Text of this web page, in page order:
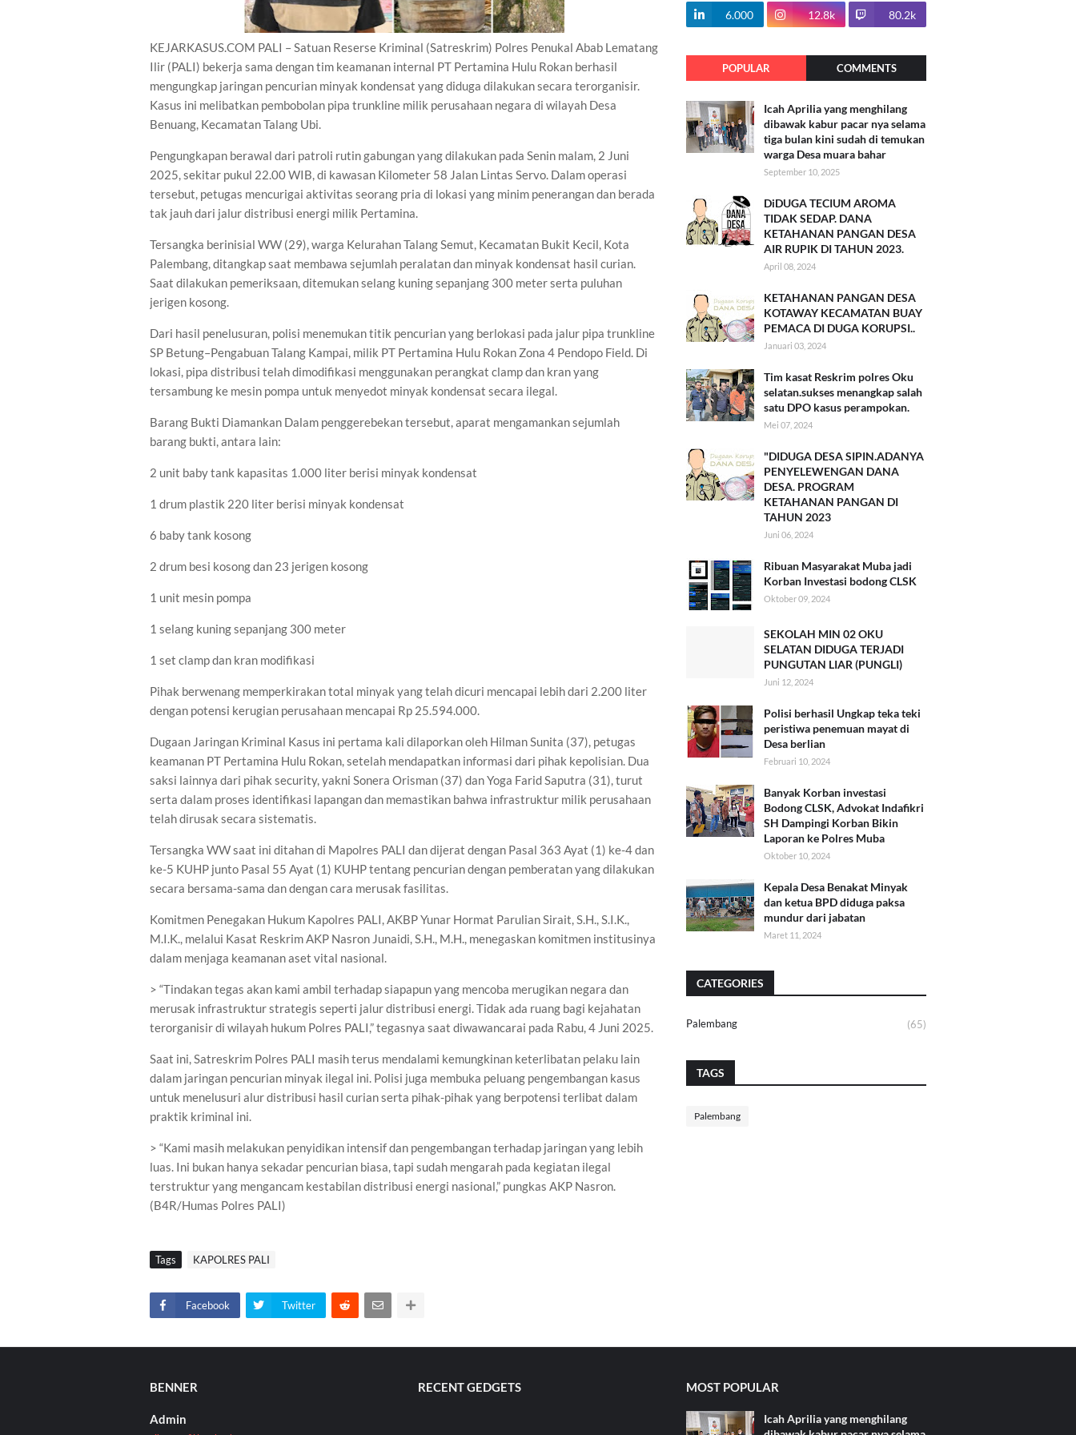
KEJARKASUS.COM PALI – Satuan Reserse Kriminal (Satreskrim) Polres Penukal Abab Lematang
Ilir (PALI) bekerja sama dengan tim keamanan internal PT Pertamina Hulu Rokan berhasil
mengungkap jaringan pencurian minyak kondensat yang diduga dilakukan secara terorganisir.
Kasus ini melibatkan pembobolan pipa trunkline milik perusahaan negara di wilayah Desa
Benuang, Kecamatan Talang Ubi.
Pengungkapan berawal dari patroli rutin gabungan yang dilakukan pada Senin malam, 2 Juni
2025, sekitar pukul 22.00 WIB, di kawasan Kilometer 58 Jalan Lintas Servo. Dalam operasi
tersebut, petugas mencurigai aktivitas seorang pria di lokasi yang minim penerangan dan berada
tak jauh dari jalur distribusi energi milik Pertamina.
Tersangka berinisial WW (29), warga Kelurahan Talang Semut, Kecamatan Bukit Kecil, Kota
Palembang, ditangkap saat membawa sejumlah peralatan dan minyak kondensat hasil curian.
Saat dilakukan pemeriksaan, ditemukan selang kuning sepanjang 300 meter serta puluhan
jerigen kosong.
Dari hasil penelusuran, polisi menemukan titik pencurian yang berlokasi pada jalur pipa trunkline
SP Betung–Pengabuan Talang Kampai, milik PT Pertamina Hulu Rokan Zona 4 Pendopo Field. Di
lokasi, pipa distribusi telah dimodifikasi menggunakan perangkat clamp dan kran yang
tersambung ke mesin pompa untuk menyedot minyak kondensat secara ilegal.
Barang Bukti Diamankan Dalam penggerebekan tersebut, aparat mengamankan sejumlah
barang bukti, antara lain:
2 unit baby tank kapasitas 1.000 liter berisi minyak kondensat
1 drum plastik 220 liter berisi minyak kondensat
6 baby tank kosong
2 drum besi kosong dan 23 jerigen kosong
1 unit mesin pompa
1 selang kuning sepanjang 300 meter
1 set clamp dan kran modifikasi
Pihak berwenang memperkirakan total minyak yang telah dicuri mencapai lebih dari 2.200 liter
dengan potensi kerugian perusahaan mencapai Rp 25.594.000.
Dugaan Jaringan Kriminal Kasus ini pertama kali dilaporkan oleh Hilman Sunita (37), petugas
keamanan PT Pertamina Hulu Rokan, setelah mendapatkan informasi dari pihak kepolisian. Dua
saksi lainnya dari pihak security, yakni Sonera Orisman (37) dan Yoga Farid Saputra (31), turut
serta dalam proses identifikasi lapangan dan memastikan bahwa infrastruktur milik perusahaan
telah dirusak secara sistematis.
Tersangka WW saat ini ditahan di Mapolres PALI dan dijerat dengan Pasal 363 Ayat (1) ke-4 dan
ke-5 KUHP junto Pasal 55 Ayat (1) KUHP tentang pencurian dengan pemberatan yang dilakukan
secara bersama-sama dan dengan cara merusak fasilitas.
Komitmen Penegakan Hukum Kapolres PALI, AKBP Yunar Hormat Parulian Sirait, S.H., S.I.K.,
M.I.K., melalui Kasat Reskrim AKP Nasron Junaidi, S.H., M.H., menegaskan komitmen institusinya
dalam menjaga keamanan aset vital nasional.
> “Tindakan tegas akan kami ambil terhadap siapapun yang mencoba merugikan negara dan
merusak infrastruktur strategis seperti jalur distribusi energi. Tidak ada ruang bagi kejahatan
terorganisir di wilayah hukum Polres PALI,” tegasnya saat diwawancarai pada Rabu, 4 Juni 2025.
Saat ini, Satreskrim Polres PALI masih terus mendalami kemungkinan keterlibatan pelaku lain
dalam jaringan pencurian minyak ilegal ini. Polisi juga membuka peluang pengembangan kasus
untuk menelusuri alur distribusi hasil curian serta pihak-pihak yang berpotensi terlibat dalam
praktik kriminal ini.
> “Kami masih melakukan penyidikan intensif dan pengembangan terhadap jaringan yang lebih
luas. Ini bukan hanya sekadar pencurian biasa, tapi sudah mengarah pada kegiatan ilegal
terstruktur yang mengancam kestabilan distribusi energi nasional,” pungkas AKP Nasron.
(B4R/Humas Polres PALI)
Tags KAPOLRES PALI
Facebook Twitter
100.7k
6.000 12.8k 80.2k
POPULAR COMMENTS
Icah Aprilia yang menghilang
dibawak kabur pacar nya selama
tiga bulan kini sudah di temukan
warga Desa muara bahar
September 10, 2025
DiDUGA TECIUM AROMA
TIDAK SEDAP. DANA
KETAHANAN PANGAN DESA
AIR RUPIK DI TAHUN 2023.
April 08, 2024
KETAHANAN PANGAN DESA
KOTAWAY KECAMATAN BUAY
PEMACA DI DUGA KORUPSI..
Januari 03, 2024
Tim kasat Reskrim polres Oku
selatan.sukses menangkap salah
satu DPO kasus perampokan.
Mei 07, 2024
"DIDUGA DESA SIPIN.ADANYA
PENYELEWENGAN DANA
DESA. PROGRAM
KETAHANAN PANGAN DI
TAHUN 2023
Juni 06, 2024
Ribuan Masyarakat Muba jadi
Korban Investasi bodong CLSK
Oktober 09, 2024
SEKOLAH MIN 02 OKU
SELATAN DIDUGA TERJADI
PUNGUTAN LIAR (PUNGLI)
Juni 12, 2024
Polisi berhasil Ungkap teka teki
peristiwa penemuan mayat di
Desa berlian
Februari 10, 2024
Banyak Korban investasi
Bodong CLSK, Advokat Indafikri
SH Dampingi Korban Bikin
Laporan ke Polres Muba
Oktober 10, 2024
Kepala Desa Benakat Minyak
dan ketua BPD diduga paksa
mundur dari jabatan
Maret 11, 2024
CATEGORIES
Palembang (65)
TAGS
Palembang
BENNER
Admin
RECENT GEDGETS MOST POPULAR
Icah Aprilia yang menghilang